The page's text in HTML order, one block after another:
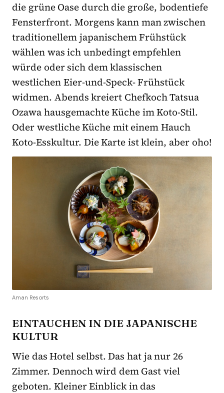
die grüne Oase durch die große, bodentiefe
Fensterfront. Morgens kann man zwischen
traditionellem japanischem Frühstück
wählen was ich unbedingt empfehlen
würde oder sich dem klassischen
westlichen Eier-und-Speck- Frühstück
widmen. Abends kreiert Chefkoch Tatsua
Ozawa hausgemachte Küche im Koto-Stil.
Oder westliche Küche mit einem Hauch
Koto-Esskultur. Die Karte ist klein, aber oho!
Aman Resorts
EINTAUCHEN IN DIE JAPANISCHE
KULTUR
Wie das Hotel selbst. Das hat ja nur 26
Zimmer. Dennoch wird dem Gast viel
geboten. Kleiner Einblick in das